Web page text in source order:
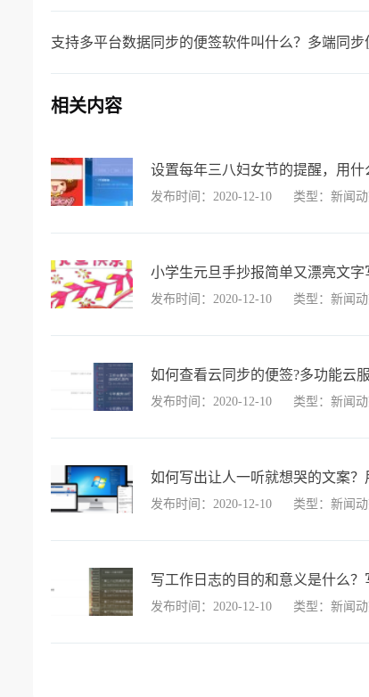
支持多平台数据同步的便签软件叫什么？多端同步
相关内容
设置每年三八妇女节的提醒，用
发布时间：2020-12-10 类型：新闻
小学生元旦手抄报简单又漂亮文
发布时间：2020-12-10 类型：新闻
如何查看云同步的便签?多功能云
发布时间：2020-12-10 类型：新闻
如何写出让人一听就想哭的文案
发布时间：2020-12-10 类型：新闻
写工作日志的目的和意义是什么
发布时间：2020-12-10 类型：新闻